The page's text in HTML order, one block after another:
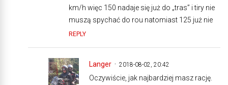
km/h więc 150 nadaje się już do „tras” i tiry nie
muszą spychać do rou natomiast 125 już nie
REPLY
Langer 2018-08-02, 20:42
Oczywiście, jak najbardziej masz rację.